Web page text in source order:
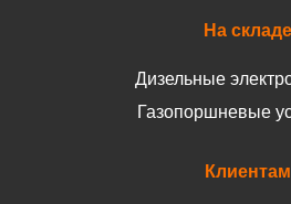
На складе
Дизельные
Газопоршневые
Клиентам